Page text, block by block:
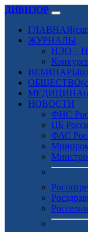
ДИВИЗОР
ГЛАВНАЯ
ЖУРНАЛЫ
НЭО –
ВЕБИНАРЫ
ОБЩЕСТВО
МЕДИЦИНА
НОВОСТИ
ФНС
ЦБ
ФАС